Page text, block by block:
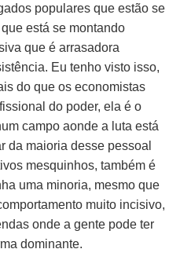
populares que estão se
está se montando
que é arrasadora
Eu tenho visto isso,
do que os economistas
do poder, ela é o
campo aonde a luta está
da maioria desse pessoal
mesquinhos, também é
uma minoria, mesmo que
muito incisivo,
onde a gente pode ter
dominante.